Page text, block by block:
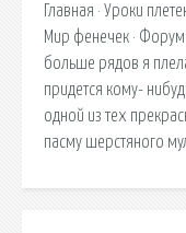
Главная · Уроки
Мир фенечек ·
больше рядов я
придется кому-
одной из тех
пасму шерстяного